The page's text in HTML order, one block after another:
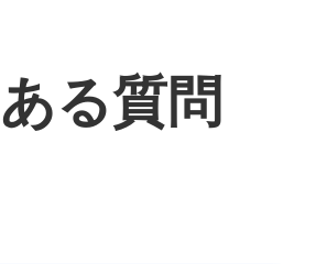
る質問